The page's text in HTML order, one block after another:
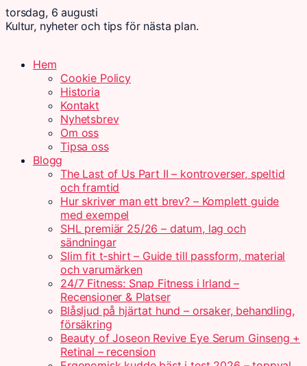
torsdag, 6 augusti
Kultur, nyheter och tips för nästa plan.
Hem
Cookie Policy
Historia
Kontakt
Nyhetsbrev
Om oss
Tipsa oss
Blogg
The Last of Us Part II – kontroverser, speltid
och framtid
Hur skriver man ett brev? – Komplett guide
med exempel
SHL premiär 25/26 – datum, lag och
sändningar
Slim fit t-shirt – Guide till passform, material
och varumärken
24/7 Fitness: Snap Fitness i Irland –
Recensioner & Platser
Blåsljud på hjärtat hund – orsaker, behandling,
försäkring
Beauty of Joseon Revive Eye Serum Ginseng +
Retinal – recension